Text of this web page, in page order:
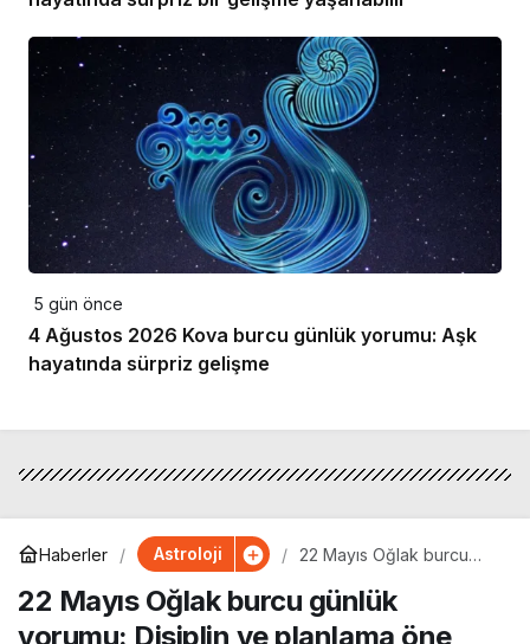
5 gün önce
4 Ağustos 2026 Kova burcu günlük yorumu: Aşk
hayatında sürpriz gelişme
Haberler Astroloji
22 Mayıs Oğlak burcu
ve planlama öne çıkıyor
22 Mayıs Oğlak burcu günlük
yorumu: Disiplin ve planlama öne